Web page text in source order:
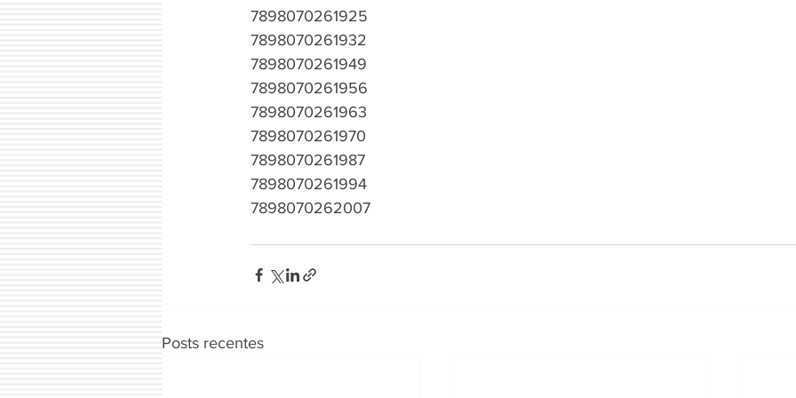
7898070261925
7898070261932
7898070261949
7898070261956
7898070261963
7898070261970
7898070261987
7898070261994
7898070262007
Posts recentes